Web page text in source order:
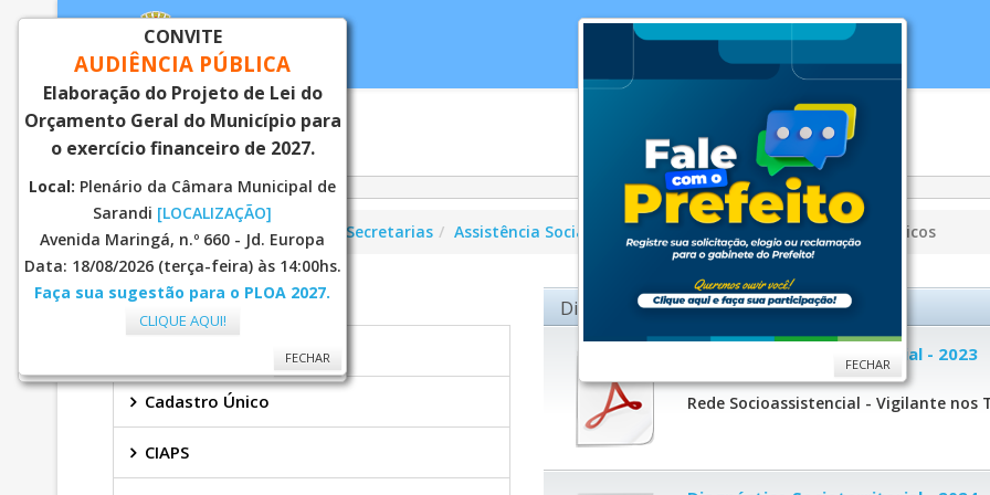
Secretarias Cidade
Você está aqui: Página Principal Secretarias Assistência Social Vigilância Socioassitencial Diagnósticos
ASSISTENCIA SOCIAL
Cadastro Único
CIAPS
Diagnóstico Socioterritorial Arquivos
Diagnóstico Socioterritorial - 2023
Rede Socioassistencial - Vigilante nos
FECHAR
CONVITE
AUDIÊNCIA PÚBLICA
Elaboração do Projeto de Lei do
Orçamento Geral do Município para
o exercício financeiro de 2027.
Local: Plenário da Câmara Municipal de
Sarandi [LOCALIZAÇÃO]
Avenida Maringá, n.º 660 - Jd. Europa
Data: 18/08/2026 (terça-feira) às 14:00hs.
Faça sua sugestão para o PLOA 2027.
CLIQUE AQUI!
FECHAR FECHAR